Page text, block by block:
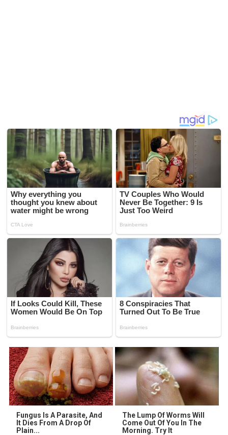
Fungus Is A Parasite, And
It Dies From A Drop Of
Plain...
The Lump Of Worms Will
Come Out Of You In The
Morning. Try It